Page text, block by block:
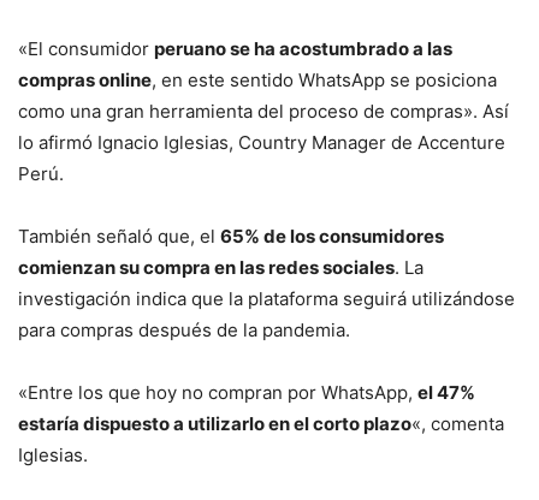
«El consumidor peruano se ha acostumbrado a las
compras online, en este sentido WhatsApp se posiciona
como una gran herramienta del proceso de compras». Así
lo afirmó Ignacio Iglesias, Country Manager de Accenture
Perú.
También señaló que, el 65% de los consumidores
comienzan su compra en las redes sociales. La
investigación indica que la plataforma seguirá utilizándose
para compras después de la pandemia.
«Entre los que hoy no compran por WhatsApp, el 47%
estaría dispuesto a utilizarlo en el corto plazo«, comenta
Iglesias.